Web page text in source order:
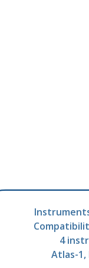
4
Atlas-